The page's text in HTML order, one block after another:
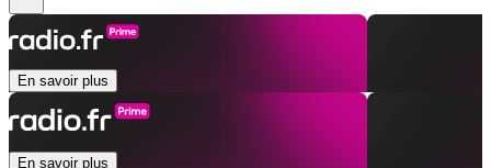
En savoir plus
En savoir plus